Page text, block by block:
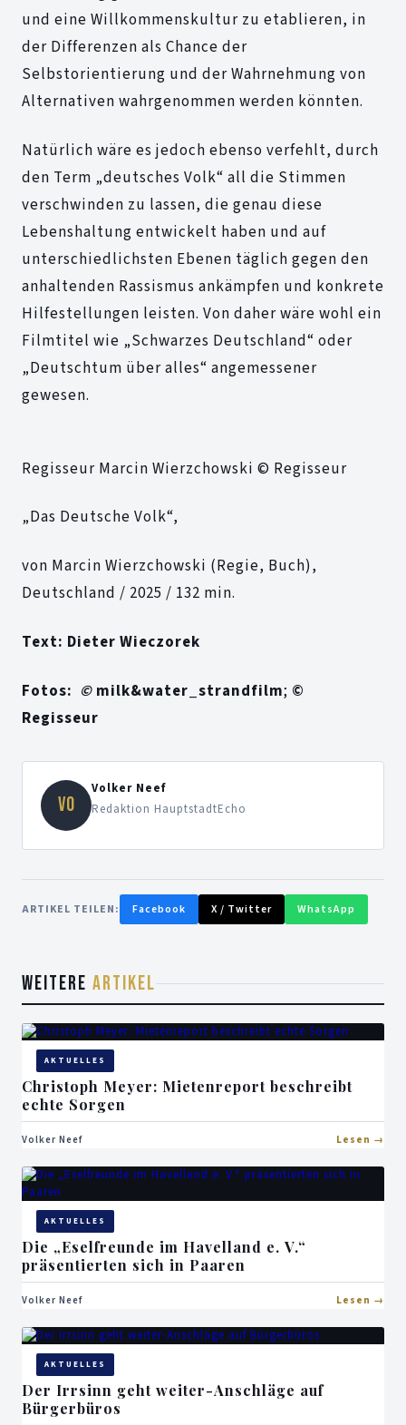
und eine Willkommenskultur zu etablieren, in
der Differenzen als Chance der
Selbstorientierung und der Wahrnehmung von
Alternativen wahrgenommen werden könnten.
Natürlich wäre es jedoch ebenso verfehlt, durch
den Term „deutsches Volk“ all die Stimmen
verschwinden zu lassen, die genau diese
Lebenshaltung entwickelt haben und auf
unterschiedlichsten Ebenen täglich gegen den
anhaltenden Rassismus ankämpfen und konkrete
Hilfestellungen leisten. Von daher wäre wohl ein
Filmtitel wie „Schwarzes Deutschland“ oder
„Deutschtum über alles“ angemessener
gewesen.
Regisseur Marcin Wierzchowski © Regisseur
„Das Deutsche Volk“,
von Marcin Wierzchowski (Regie, Buch),
Deutschland / 2025 / 132 min.
Text: Dieter Wieczorek
Fotos: © milk&water_strandfilm; ©
Regisseur
VO
Volker Neef
Redaktion HauptstadtEcho
ARTIKEL TEILEN: Facebook X / Twitter WhatsApp
WEITERE ARTIKEL
AKTUELLES
Christoph Meyer: Mietenreport beschreibt
echte Sorgen
Volker Neef Lesen
AKTUELLES
Die „Eselfreunde im Havelland e. V.“
präsentierten sich in Paaren
Volker Neef Lesen
AKTUELLES
Der Irrsinn geht weiter-Anschläge auf
Bürgerbüros